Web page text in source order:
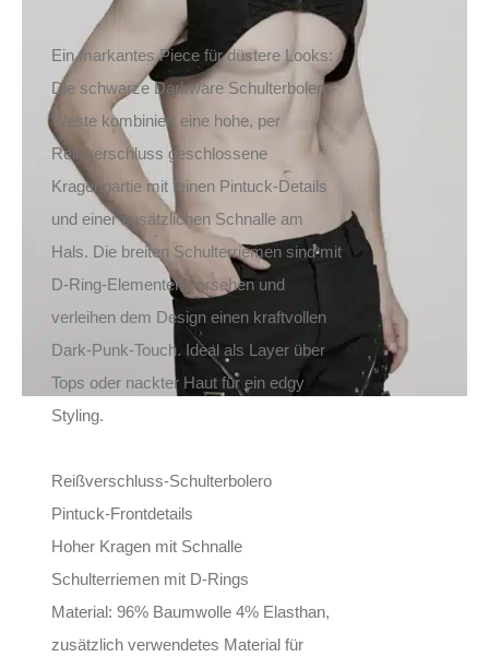
Ein markantes Piece für düstere Looks:
Die schwarze Darkware Schulterbolero-
Weste kombiniert eine hohe, per
Reißverschluss geschlossene
Kragenpartie mit feinen Pintuck-Details
und einer zusätzlichen Schnalle am
Hals. Die breiten Schulterriemen sind mit
D-Ring-Elementen versehen und
verleihen dem Design einen kraftvollen
Dark-Punk-Touch. Ideal als Layer über
Tops oder nackter Haut für ein edgy
Styling.
Reißverschluss-Schulterbolero
Pintuck-Frontdetails
Hoher Kragen mit Schnalle
Schulterriemen mit D-Rings
Material: 96% Baumwolle 4% Elasthan,
zusätzlich verwendetes Material für